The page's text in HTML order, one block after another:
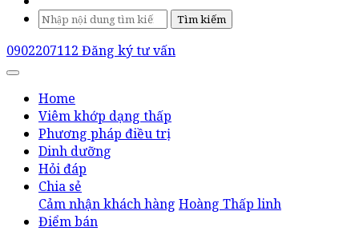
Tìm kiếm
0902207112 Đăng ký tư vấn
Home
Viêm khớp dạng thấp
Phương pháp điều trị
Dinh dưỡng
Hỏi đáp
Chia sẻ
Cảm nhận khách hàng Hoàng Thấp linh
Điểm bán